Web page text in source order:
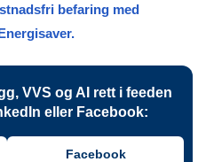
befaring med
VVS og AI rett i feeden
eller Facebook:
Facebook